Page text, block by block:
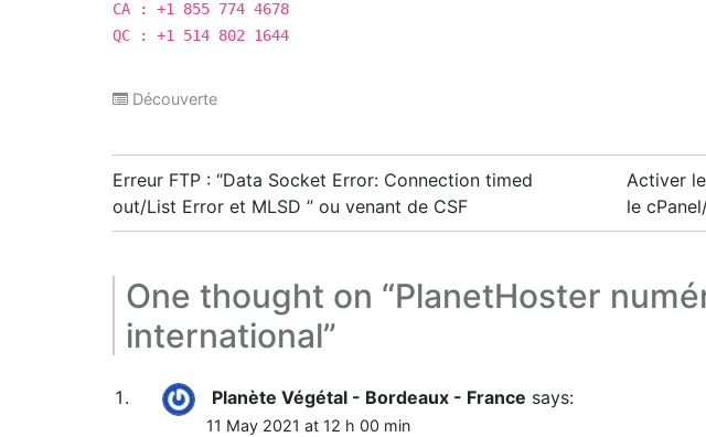
CA : +1 855 774 4678
QC : +1 514 802 1644
Découverte
Post
navigation
Erreur FTP : “Data Socket Error: Connection timed
out/List Error et MLSD ” ou venant de CSF
Activer
le
One thought on “PlanetHoster
international”
Planète Végétal - Bordeaux - France says:
11 May 2021 at 12 h 00 min